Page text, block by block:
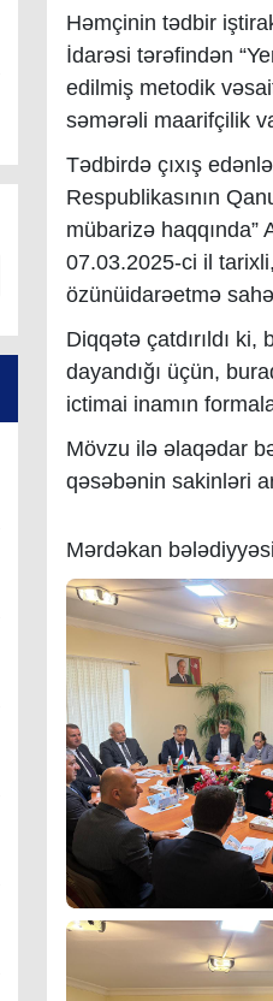
Həmçinin tədbir
İdarəsi tərəfindən
edilmiş metodik
səmərəli maarifçilik
Tədbirdə çıxış
Respublikasının
mübarizə haqqında”
07.03.2025-ci il
özünüidarəetmə
Diqqətə çatdırıldı
dayandığı üçün,
ictimai inamın
Mövzu ilə əlaqədar
qəsəbənin sakinləri
Mərdəkan bələdiyyəsi